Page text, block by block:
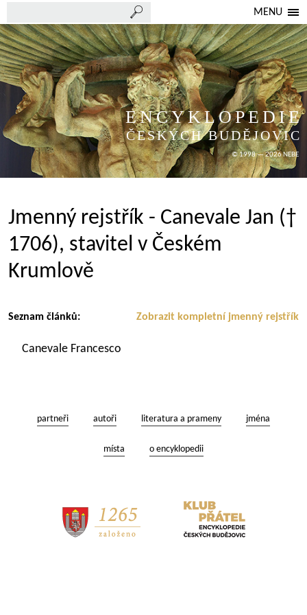
MENU
ENCYKLOPEDIE
ČESKÝCH BUDĚJOVIC
© 1998 — 2026 NEBE
Jmenný rejstřík - Canevale Jan (†
1706), stavitel v Českém
Krumlově
Zobrazit kompletní jmenný rejstřík
Seznam článků:
Canevale Francesco
partneři autoři literatura a prameny jména
místa o encyklopedii